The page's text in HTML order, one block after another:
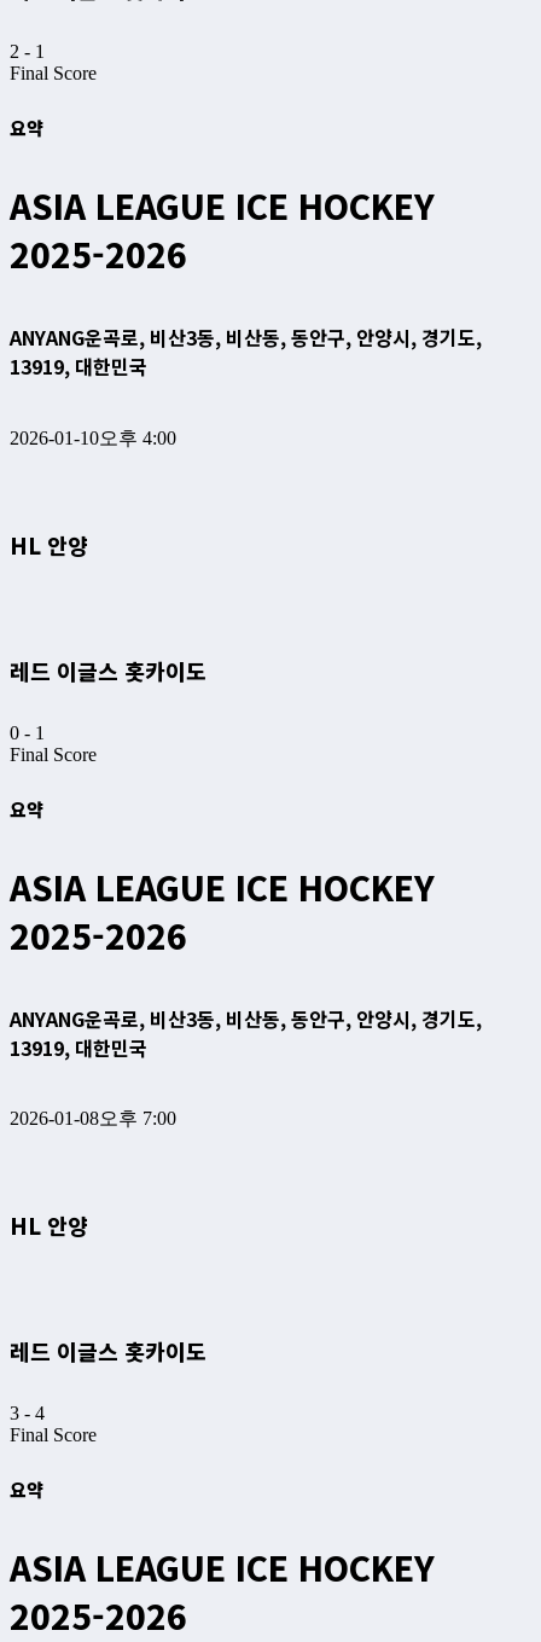
2 - 1
Final Score
요약
ASIA LEAGUE ICE HOCKEY
2025-2026
ANYANG운곡로, 비산3동, 비산동, 동안구, 안양시, 경기도,
13919, 대한민국
2026-01-10오후 4:00
HL 안양
레드 이글스 홋카이도
0 - 1
Final Score
요약
ASIA LEAGUE ICE HOCKEY
2025-2026
ANYANG운곡로, 비산3동, 비산동, 동안구, 안양시, 경기도,
13919, 대한민국
2026-01-08오후 7:00
HL 안양
레드 이글스 홋카이도
3 - 4
Final Score
요약
ASIA LEAGUE ICE HOCKEY
2025-2026